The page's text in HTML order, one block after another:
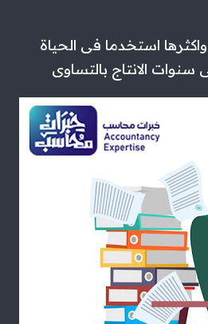
استخدما فى الحياة
الانتاج بالتساوى